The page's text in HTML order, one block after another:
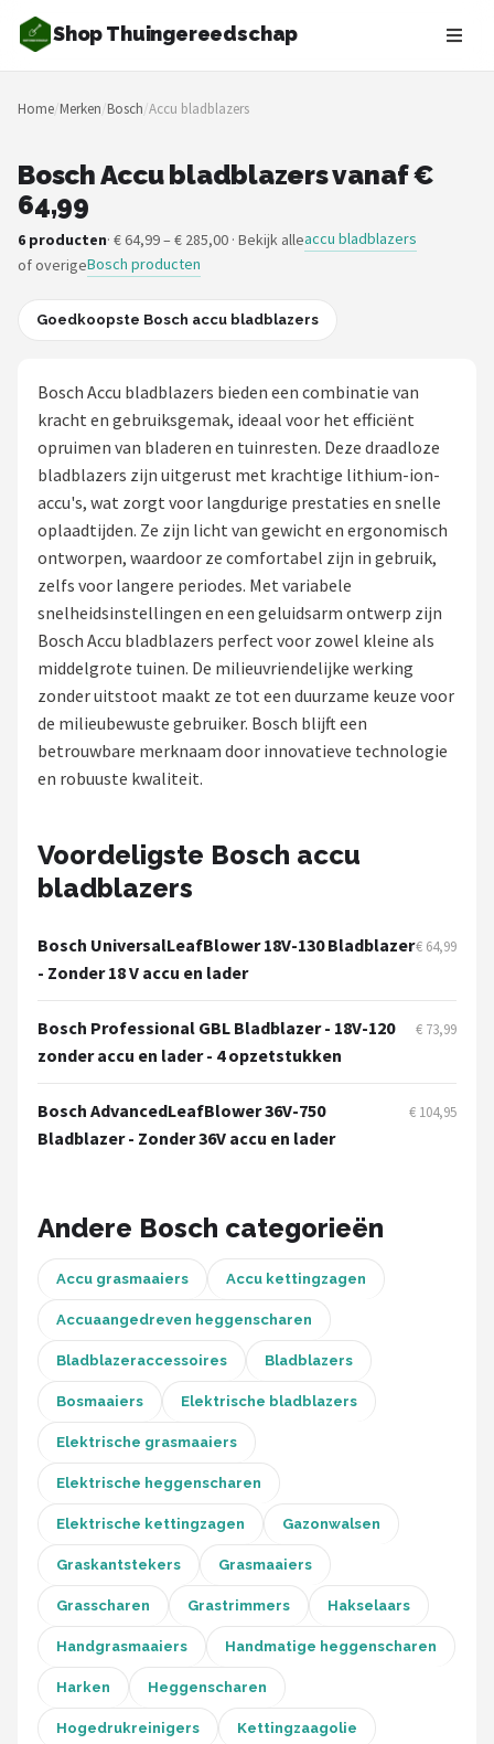
Shop Thuingereedschap
Zoeken
NAVIGATIE
Merken
Blog
Borderplanten
Hogedrukreinigers
Grastrimmers
Onkruidbranders
Shop
POPULAIRE MERKEN
To the South
GARDENA
Talen Tools
Bosch
WORX
Einhell
Makita
Synx Tools
Alle merken →
Home/Merken/Bosch/Accu bladblazers
Bosch Accu bladblazers vanaf €
64,99
6 producten· € 64,99 – € 285,00 · Bekijk alleaccu bladblazers
of overigeBosch producten
Goedkoopste Bosch accu bladblazers
Bosch Accu bladblazers bieden een combinatie van
kracht en gebruiksgemak, ideaal voor het efficiënt
opruimen van bladeren en tuinresten. Deze draadloze
bladblazers zijn uitgerust met krachtige lithium-ion-
accu's, wat zorgt voor langdurige prestaties en snelle
oplaadtijden. Ze zijn licht van gewicht en ergonomisch
ontworpen, waardoor ze comfortabel zijn in gebruik,
zelfs voor langere periodes. Met variabele
snelheidsinstellingen en een geluidsarm ontwerp zijn
Bosch Accu bladblazers perfect voor zowel kleine als
middelgrote tuinen. De milieuvriendelijke werking
zonder uitstoot maakt ze tot een duurzame keuze voor
de milieubewuste gebruiker. Bosch blijft een
betrouwbare merknaam door innovatieve technologie
en robuuste kwaliteit.
Voordeligste Bosch accu
bladblazers
Bosch UniversalLeafBlower 18V-130 Bladblazer
- Zonder 18 V accu en lader
€ 64,99
Bosch Professional GBL Bladblazer - 18V-120
zonder accu en lader - 4 opzetstukken
€ 73,99
Bosch AdvancedLeafBlower 36V-750
Bladblazer - Zonder 36V accu en lader
€ 104,95
Andere Bosch categorieën
Accu grasmaaiers Accu kettingzagen
Accuaangedreven heggenscharen
Bladblazeraccessoires Bladblazers
Bosmaaiers Elektrische bladblazers
Elektrische grasmaaiers
Elektrische heggenscharen
Elektrische kettingzagen Gazonwalsen
Graskantstekers Grasmaaiers
Grasscharen Grastrimmers Hakselaars
Handgrasmaaiers Handmatige heggenscharen
Harken Heggenscharen
Hogedrukreinigers Kettingzaagolie